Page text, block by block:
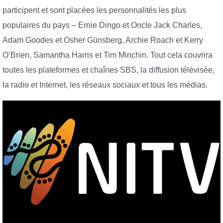
participent et sont placées les personnalités les plus
populaires du pays – Ernie Dingo et Oncle Jack Charles,
Adam Goodes et Osher Günsberg, Archie Roach et Kerry
O’Brien, Samantha Harris et Tim Minchin. Tout cela couvrira
toutes les plateformes et chaînes SBS, la diffusion télévisée,
la radio et Internet, les réseaux sociaux et tous les médias.